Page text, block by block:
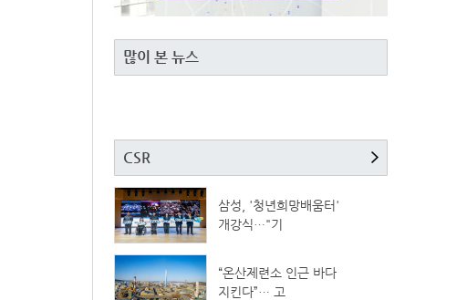
많이 본 뉴스
CSR
삼성, '청년희망배움터'
개강식…"기
“온산제련소 인근 바다
지킨다”… 고